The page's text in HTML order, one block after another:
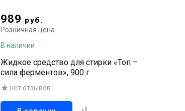
989 руб.
Розничная цена
В наличии
Жидкое средство для стирки «Топ –
сила ферментов», 900 г
нет отзывов